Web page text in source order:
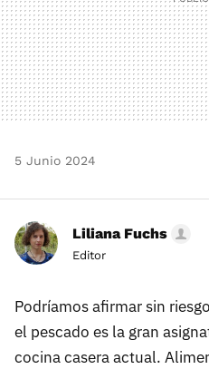
5 Junio 2024
Liliana Fuchs
Editor
Podríamos afirmar sin
el pescado es la gran
cocina casera actual.